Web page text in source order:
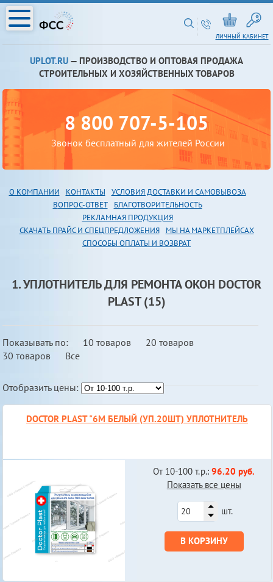
ЛИЧНЫЙ КАБИНЕТ
UPLOT.RU — ПРОИЗВОДСТВО И ОПТОВАЯ ПРОДАЖА
СТРОИТЕЛЬНЫХ И ХОЗЯЙСТВЕННЫХ ТОВАРОВ
8 800 707-5-105
Звонок бесплатный для жителей России
О КОМПАНИИ КОНТАКТЫ
УСЛОВИЯ ДОСТАВКИ И САМОВЫВОЗА
ВОПРОС-ОТВЕТ
БЛАГОТВОРИТЕЛЬНОСТЬ
РЕКЛАМНАЯ ПРОДУКЦИЯ
СКАЧАТЬ ПРАЙС И СПЕЦПРЕДЛОЖЕНИЯ
МЫ НА МАРКЕТПЛЕЙСАХ
СПОСОБЫ ОПЛАТЫ И ВОЗВРАТ
1. УПЛОТНИТЕЛЬ ДЛЯ РЕМОНТА ОКОН DOCTOR
PLAST (15)
Показывать по: 10 товаров
20 товаров
30 товаров
Все
Отобразить цены:
DOCTOR PLAST "6М БЕЛЫЙ (УП.20ШТ) УПЛОТНИТЕЛЬ
От 10-100 т.р.:96.20 руб.
Показать все цены
шт.
В КОРЗИНУ